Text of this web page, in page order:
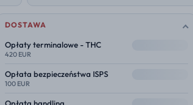
DOSTAWA
Opłaty terminalowe - THC
420 EUR
Opłata bezpieczeństwa ISPS
100 EUR